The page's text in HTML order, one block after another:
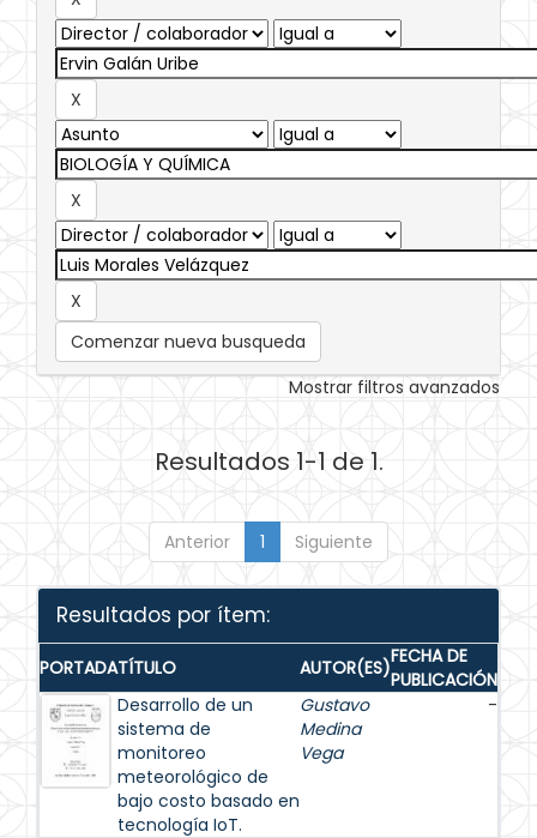
Comenzar nueva busqueda
Mostrar filtros avanzados
Resultados 1-1 de 1.
Anterior 1 Siguiente
Resultados por ítem:
PORTADATÍTULO AUTOR(ES)FECHA DE
PUBLICACIÓN
Desarrollo de un
sistema de
monitoreo
meteorológico de
bajo costo basado en
tecnología IoT.
Gustavo
Medina
Vega
-